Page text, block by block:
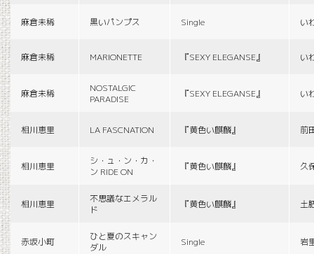
麻倉未稀 黒いパンプス Single い
麻倉未稀 MARIONETTE 『SEXY ELEGANSE』 い
麻倉未稀
NOSTALGIC
PARADISE
『SEXY ELEGANSE』 い
相川恵里 LA FASCNATION 『黄色い麒麟』 前
相川恵里
シ・ュ・ン・カ・
ン RIDE ON
『黄色い麒麟』 久
相川恵里
不思議なエメラル
ド
『黄色い麒麟』 土
赤坂小町
ひと夏のスキャン
ダル
Single 岩